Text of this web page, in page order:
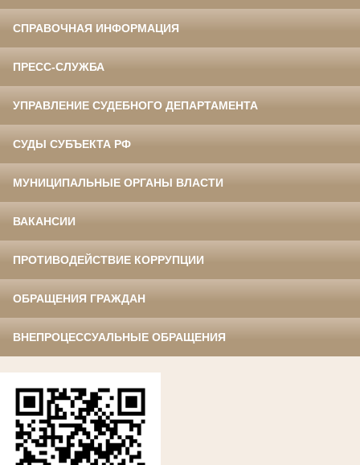
СПРАВОЧНАЯ ИНФОРМАЦИЯ
ПРЕСС-СЛУЖБА
УПРАВЛЕНИЕ СУДЕБНОГО ДЕПАРТАМЕНТА
СУДЫ СУБЪЕКТА РФ
МУНИЦИПАЛЬНЫЕ ОРГАНЫ ВЛАСТИ
ВАКАНСИИ
ПРОТИВОДЕЙСТВИЕ КОРРУПЦИИ
ОБРАЩЕНИЯ ГРАЖДАН
ВНЕПРОЦЕССУАЛЬНЫЕ ОБРАЩЕНИЯ